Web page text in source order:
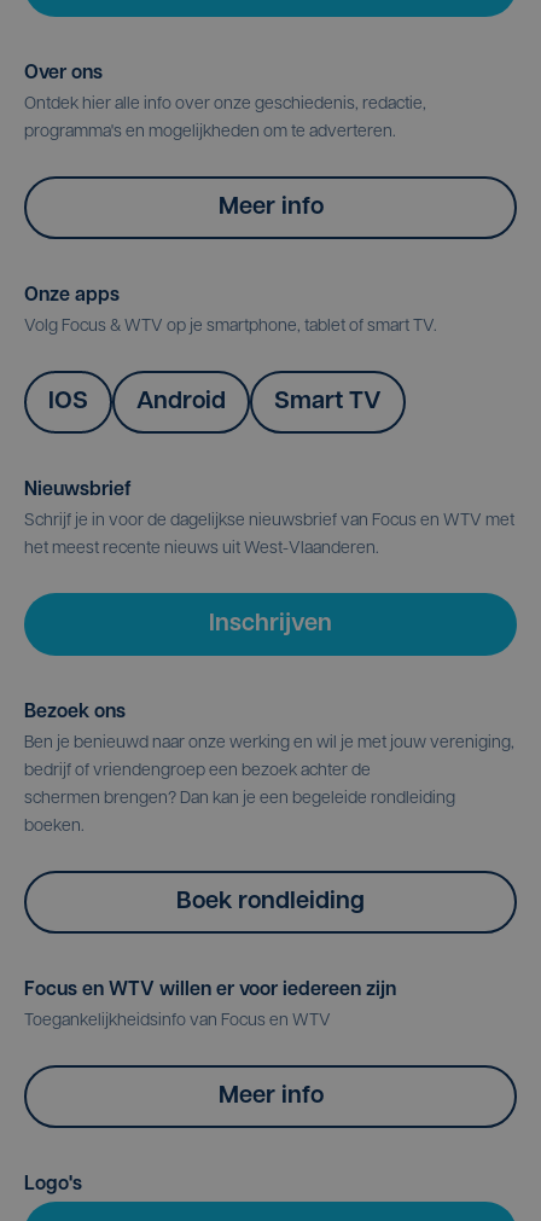
Over ons
Ontdek hier alle info over onze geschiedenis, redactie,
programma's en mogelijkheden om te adverteren.
Meer info
Onze apps
Volg Focus & WTV op je smartphone, tablet of smart TV.
IOS Android Smart TV
Nieuwsbrief
Schrijf je in voor de dagelijkse nieuwsbrief van Focus en WTV met
het meest recente nieuws uit West-Vlaanderen.
Inschrijven
Bezoek ons
Ben je benieuwd naar onze werking en wil je met jouw vereniging,
bedrijf of vriendengroep een bezoek achter de
schermen brengen? Dan kan je een begeleide rondleiding
boeken.
Boek rondleiding
Focus en WTV willen er voor iedereen zijn
Toegankelijkheidsinfo van Focus en WTV
Meer info
Logo's